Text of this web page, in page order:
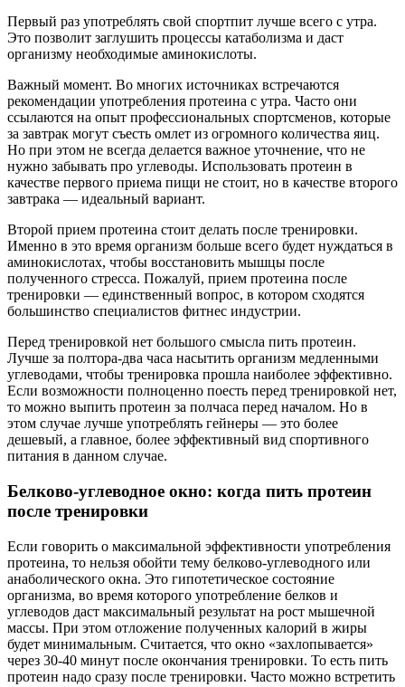
Первый раз употреблять свой спортпит лучше всего с утра.
Это позволит заглушить процессы катаболизма и даст
организму необходимые аминокислоты.
Важный момент. Во многих источниках встречаются
рекомендации употребления протеина с утра. Часто они
ссылаются на опыт профессиональных спортсменов, которые
за завтрак могут съесть омлет из огромного количества яиц.
Но при этом не всегда делается важное уточнение, что не
нужно забывать про углеводы. Использовать протеин в
качестве первого приема пищи не стоит, но в качестве второго
завтрака — идеальный вариант.
Второй прием протеина стоит делать после тренировки.
Именно в это время организм больше всего будет нуждаться в
аминокислотах, чтобы восстановить мышцы после
полученного стресса. Пожалуй, прием протеина после
тренировки — единственный вопрос, в котором сходятся
большинство специалистов фитнес индустрии.
Перед тренировкой нет большого смысла пить протеин.
Лучше за полтора-два часа насытить организм медленными
углеводами, чтобы тренировка прошла наиболее эффективно.
Если возможности полноценно поесть перед тренировкой нет,
то можно выпить протеин за полчаса перед началом. Но в
этом случае лучше употреблять гейнеры — это более
дешевый, а главное, более эффективный вид спортивного
питания в данном случае.
Белково-углеводное окно: когда пить протеин
после тренировки
Если говорить о максимальной эффективности употребления
протеина, то нельзя обойти тему белково-углеводного или
анаболического окна. Это гипотетическое состояние
организма, во время которого употребление белков и
углеводов даст максимальный результат на рост мышечной
массы. При этом отложение полученных калорий в жиры
будет минимальным. Считается, что окно «захлопывается»
через 30-40 минут после окончания тренировки. То есть пить
протеин надо сразу после тренировки. Часто можно встретить